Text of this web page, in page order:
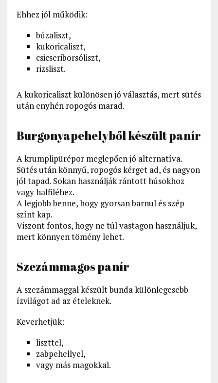
Ehhez jól működik:
búzaliszt,
kukoricaliszt,
csicseriborsóliszt,
rizsliszt.
A kukoricaliszt különösen jó választás, mert sütés
után enyhén ropogós marad.
Burgonyapehelyből készült panír
A krumplipürépor meglepően jó alternatíva.
Sütés után könnyű, ropogós kérget ad, és nagyon
jól tapad. Sokan használják rántott húsokhoz
vagy halfiléhez.
A legjobb benne, hogy gyorsan barnul és szép
színt kap.
Viszont fontos, hogy ne túl vastagon használjuk,
mert könnyen tömény lehet.
Szezámmagos panír
A szezámmaggal készült bunda különlegesebb
ízvilágot ad az ételeknek.
Keverhetjük:
liszttel,
zabpehellyel,
vagy más magokkal.